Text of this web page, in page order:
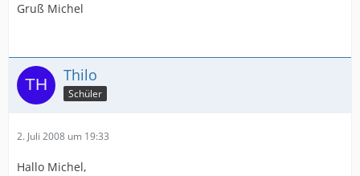
Gruß Michel
Thilo
Schüler
2. Juli 2008 um 19:33
Hallo Michel,